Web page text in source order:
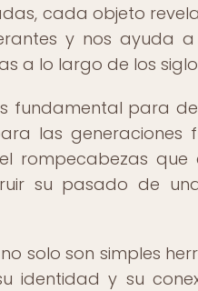
cada objeto
y nos ayuda
a lo largo de los
fundamental para
las generaciones
rompecabezas que
su pasado de
solo son simples
identidad y su